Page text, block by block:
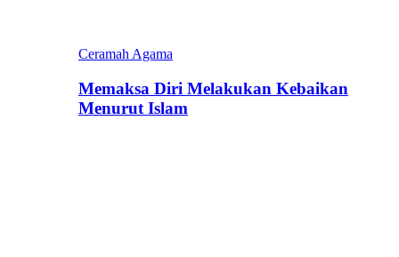
Ceramah Agama
Memaksa Diri Melakukan Kebaikan
Menurut Islam